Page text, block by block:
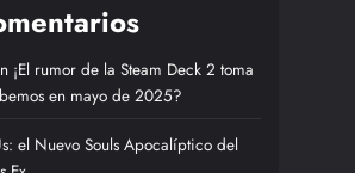
¡El rumor de la Steam Deck 2 toma
en mayo de 2025?
el Nuevo Souls Apocalíptico del